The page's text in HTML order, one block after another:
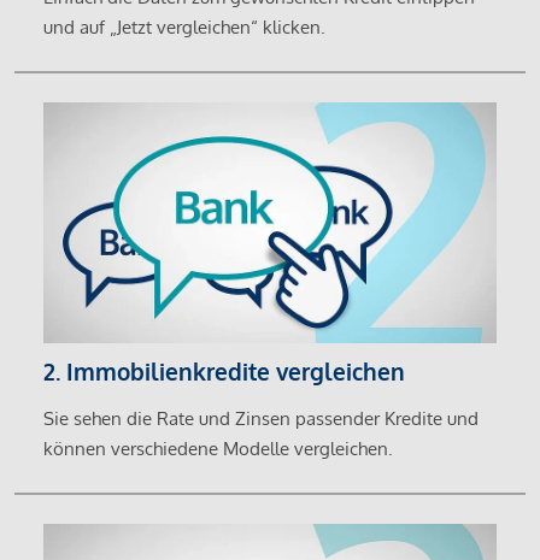
und auf „Jetzt vergleichen“ klicken.
2. Immobilienkredite vergleichen
Sie sehen die Rate und Zinsen passender Kredite und
können verschiedene Modelle vergleichen.